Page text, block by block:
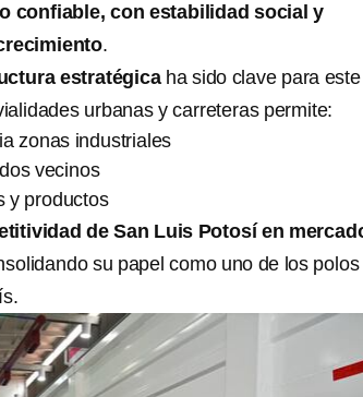
confiable, con estabilidad social y
.
estratégicaha sido clave para este
urbanas y carreteras permite:
zonas industriales
vecinos
y productos
de San Luis Potosí en
su papel como uno de los polos